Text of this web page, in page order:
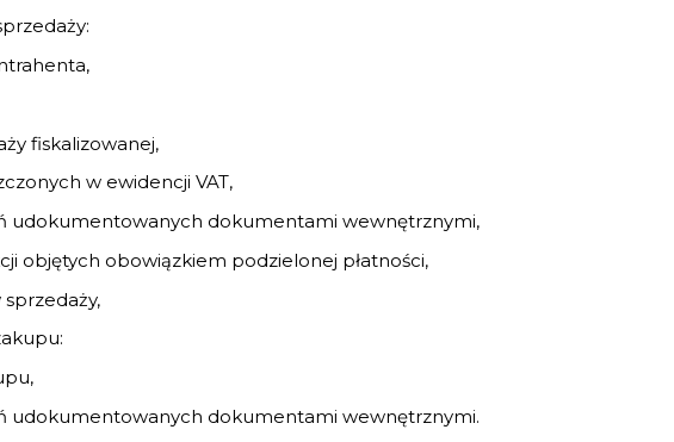
fiskalizowanej,
w ewidencji VAT,
udokumentowanych dokumentami wewnętrznymi,
objętych obowiązkiem podzielonej płatności,
udokumentowanych dokumentami wewnętrznymi.